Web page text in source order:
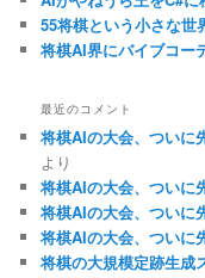
55将棋という小さな世
将棋AI界にバイブコー
最近のコメント
将棋AIの大会、ついに
より
将棋AIの大会、ついに
将棋AIの大会、ついに
将棋AIの大会、ついに
将棋の大規模定跡生成